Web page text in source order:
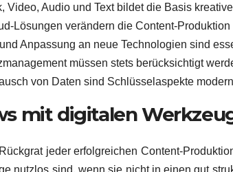
Video, Audio und Text bildet die Basis
Lösungen verändern die Content-Produktion
Anpassung an neue Technologien sind
müssen stets berücksichtigt
von Daten sind Schlüsselaspekte
mit digitalen
jeder erfolgreichen Content-